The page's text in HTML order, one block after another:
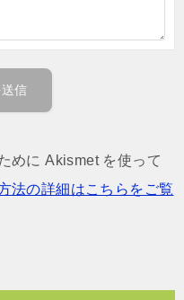
めに Akismet を使って
法の詳細はこちらをご覧